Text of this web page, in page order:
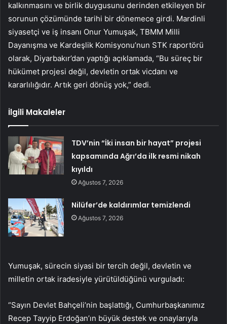
kalkınmasını ve birlik duygusunu derinden etkileyen bir
sorunun çözümünde tarihi bir dönemece girdi. Mardinli
siyasetçi ve iş insanı Onur Yumuşak, TBMM Milli
Dayanışma ve Kardeşlik Komisyonu’nun STK raportörü
olarak, Diyarbakır’dan yaptığı açıklamada, “Bu süreç bir
hükümet projesi değil, devletin ortak vicdanı ve
kararlılığıdır. Artık geri dönüş yok,” dedi.
İlgili Makaleler
TDV’nin “İki insan bir hayat” projesi
kapsamında Ağrı’da ilk resmi nikah
kıyıldı
Ağustos 7, 2026
Nilüfer’de kaldırımlar temizlendi
Ağustos 7, 2026
Yumuşak, sürecin siyasi bir tercih değil, devletin ve
milletin ortak iradesiyle yürütüldüğünü vurguladı:
“Sayın Devlet Bahçeli’nin başlattığı, Cumhurbaşkanımız
Recep Tayyip Erdoğan’ın büyük destek ve onaylarıyla